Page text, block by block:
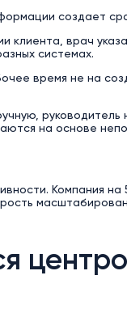
создает
врач
системах.
время не на
руководитель
на основе
Компания на